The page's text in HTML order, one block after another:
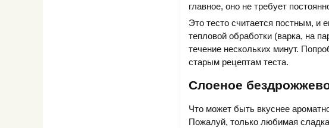
главное, оно не требует
Это тесто считается постным, и
тепловой обработки (варка, на
течение нескольких минут.
старым рецептам теста.
Слоеное
Что может быть вкуснее
Пожалуй, только любимая